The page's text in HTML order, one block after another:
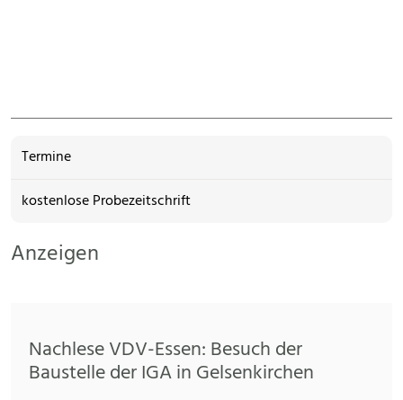
Termine
kostenlose Probezeitschrift
Anzeigen
Nachlese VDV-Essen: Besuch der
Baustelle der IGA in Gelsenkirchen